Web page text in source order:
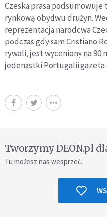
Czeska prasa
rynkową obydwu drużyn.
reprezentacja narodowa
podczas gdy sam Cristiano
rywali, jest wyceniony na 90
jedenastki Portugalii gazeta
Tworzymy DEON.pl
Tu możesz nas wesprzeć.